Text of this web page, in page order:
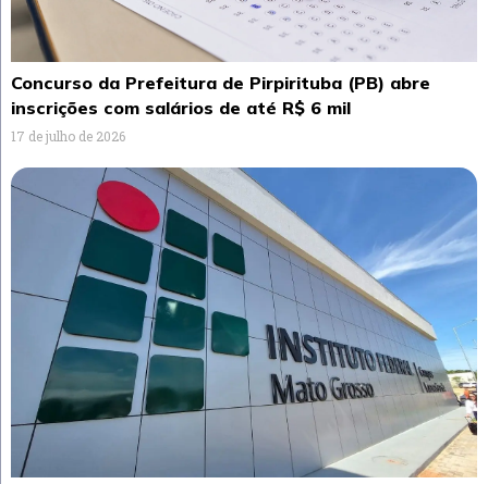
Concurso da Prefeitura de Pirpirituba (PB) abre
inscrições com salários de até R$ 6 mil
17 de julho de 2026